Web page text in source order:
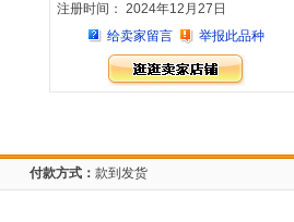
注册时间： 2024年12月27日
给卖家留言
举报此品种
付款方式： 款到发货